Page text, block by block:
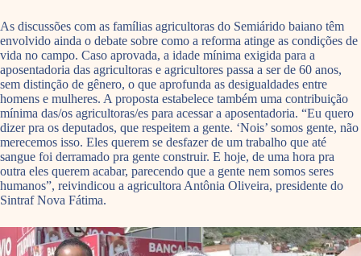
As discussões com as famílias agricultoras do Semiárido baiano têm
envolvido ainda o debate sobre como a reforma atinge as condições de
vida no campo. Caso aprovada, a idade mínima exigida para a
aposentadoria das agricultoras e agricultores passa a ser de 60 anos,
sem distinção de gênero, o que aprofunda as desigualdades entre
homens e mulheres. A proposta estabelece também uma contribuição
mínima das/os agricultoras/es para acessar a aposentadoria. “Eu quero
dizer pra os deputados, que respeitem a gente. ‘Nois’ somos gente, não
merecemos isso. Eles querem se desfazer de um trabalho que até
sangue foi derramado pra gente construir. E hoje, de uma hora pra
outra eles querem acabar, parecendo que a gente nem somos seres
humanos”, reivindicou a agricultora Antônia Oliveira, presidente do
Sintraf Nova Fátima.